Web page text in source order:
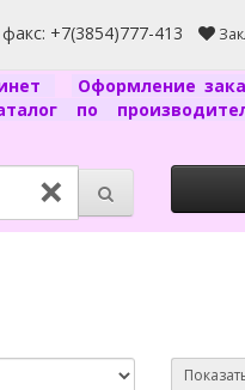
+7(3854)777-413
Оформление
по
×